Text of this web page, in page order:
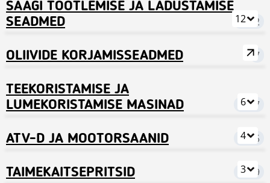
SAAGI TÖÖTLEMISE JA LADUSTAMISE
SEADMED
1122
12
OLIIVIDE KORJAMISSEADMED 7
TEEKORISTAMISE JA
LUMEKORISTAMISE MASINAD
2577
6
ATV-D JA MOOTORSAANID 1225
4
TAIMEKAITSEPRITSID 1559
3